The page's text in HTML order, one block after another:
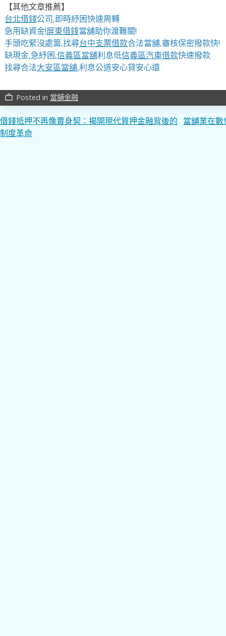
【其他文章推薦】
台北借錢公司,即時紓困快速周轉
急用缺資金!屏東借錢當舖助你渡難關!
手頭吃緊沒處籌,找尋台中支票借款合法當舖,審核保密撥款快!
缺現金,急紓困,信義區當舖利息低信義區汽車借款快速撥款
找尋合法大安區當舖,利息公道安心貸安心還
work_outline Posted in 當舖金融
文
章
借錢抵押不再像賣身契：揭開現代質押金融背後的
制度革命
當舖業在